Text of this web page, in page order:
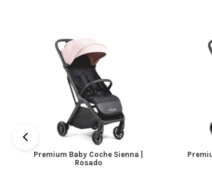
Premium Baby Coche Sienna |
Rosado